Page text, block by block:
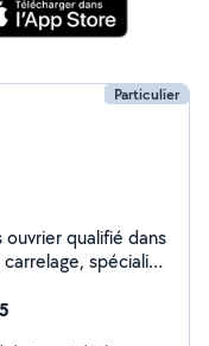
Particulier
ouvrier qualifié dans
spécialisé
de bain,
petits travaux